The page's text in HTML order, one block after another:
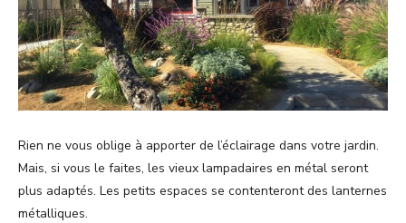
Rien ne vous oblige à apporter de l’éclairage dans votre jardin.
Mais, si vous le faites, les vieux lampadaires en métal seront
plus adaptés. Les petits espaces se contenteront des lanternes
métalliques.